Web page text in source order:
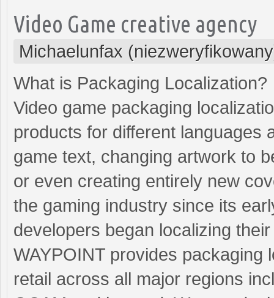
Video Game creative agency
Michaelunfax
What is Packaging Localization?
Video game packaging
products for different languages
game text, changing artwork to
or even creating entirely new
the gaming industry since its
developers began localizing
WAYPOINT provides packaging
retail across all major regions